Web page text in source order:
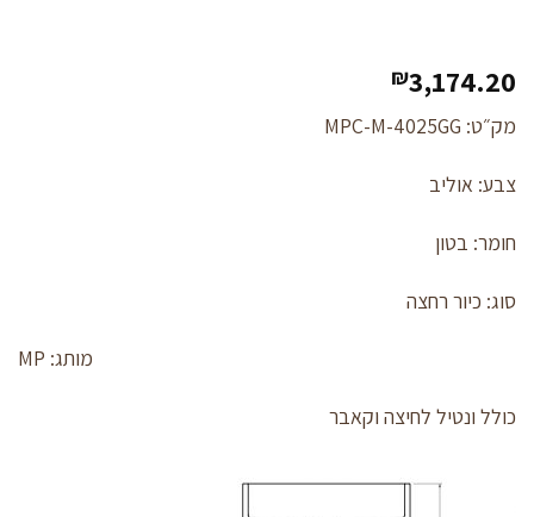
₪3,174.20
מק״ט: MPC-M-4025GG
צבע: אוליב
חומר: בטון
סוג: כיור רחצה
מותג: MP
כולל ונטיל לחיצה וקאבר